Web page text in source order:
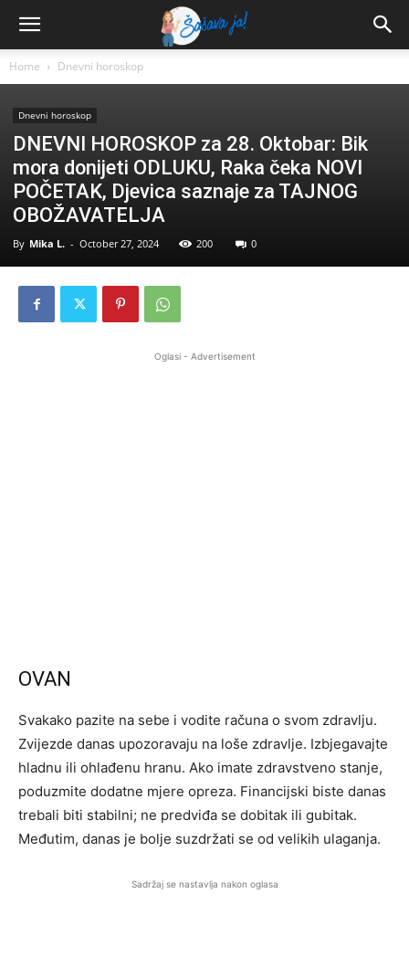
Home Dnevni horoskop
Dnevni horoskop
DNEVNI HOROSKOP za 28. Oktobar: Bik
mora donijeti ODLUKU, Raka čeka NOVI
POČETAK, Djevica saznaje za TAJNOG
OBOŽAVATELJA
By Mika L. - October 27, 2024 200 0
Oglasi - Advertisement
OVAN
Svakako pazite na sebe i vodite računa o svom zdravlju.
Zvijezde danas upozoravaju na loše zdravlje. Izbjegavajte
hladnu ili ohlađenu hranu. Ako imate zdravstveno stanje,
poduzmite dodatne mjere opreza. Financijski biste danas
trebali biti stabilni; ne predviđa se dobitak ili gubitak.
Međutim, danas je bolje suzdržati se od velikih ulaganja.
Sadržaj se nastavlja nakon oglasa